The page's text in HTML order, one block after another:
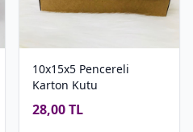
10x15x5 Pencereli
Karton Kutu
28,00 TL